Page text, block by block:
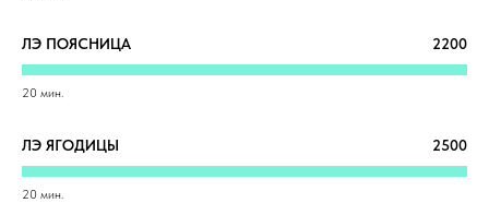
ЛЭ ПОЯСНИЦА 2200
20 мин.
ЛЭ ЯГОДИЦЫ 2500
20 мин.